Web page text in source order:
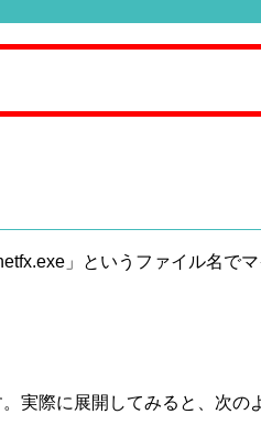
」というファイル名で
実際に展開してみると、次の